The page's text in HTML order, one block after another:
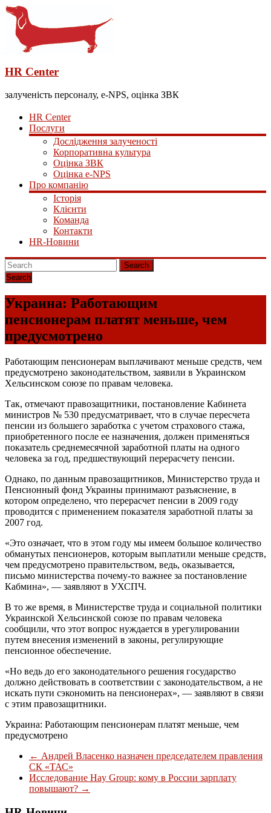
HR Center
залученість персоналу, e-NPS, оцінка ЗВК
HR Center
Послуги
Дослідження залученості
Корпоративна культура
Оцінка ЗВК
Оцінка e-NPS
Про компанію
Історія
Клієнти
Команда
Контакти
HR-Новини
Search
Украина: Работающим
пенсионерам платят меньше, чем
предусмотрено
Работающим пенсионерам выплачивают меньше средств, чем
предусмотрено законодательством, заявили в Украинском
Хельсинском союзе по правам человека.
Так, отмечают правозащитники, постановление Кабинета
министров № 530 предусматривает, что в случае пересчета
пенсии из большего заработка с учетом страхового стажа,
приобретенного после ее назначения, должен применяться
показатель среднемесячной заработной платы на одного
человека за год, предшествующий перерасчету пенсии.
Однако, по данным правозащитников, Министерство труда и
Пенсионный фонд Украины принимают разъяснение, в
котором определено, что перерасчет пенсии в 2009 году
проводится с применением показателя заработной платы за
2007 год.
«Это означает, что в этом году мы имеем большое количество
обманутых пенсионеров, которым выплатили меньше средств,
чем предусмотрено правительством, ведь, оказывается,
письмо министерства почему-то важнее за постановление
Кабмина», — заявляют в УХСПЧ.
В то же время, в Министерстве труда и социальной политики
Украинской Хельсинской союзе по правам человека
сообщили, что этот вопрос нуждается в урегулировании
путем внесения изменений в законы, регулирующие
пенсионное обеспечение.
«Но ведь до его законодательного решения государство
должно действовать в соответствии с законодательством, а не
искать пути сэкономить на пенсионерах», — заявляют в связи
с этим правозащитники.
Украина: Работающим пенсионерам платят меньше, чем
предусмотрено
← Андрей Власенко назначен председателем правления
СК «ТАС»
Исследование Hay Group: кому в России зарплату
повышают? →